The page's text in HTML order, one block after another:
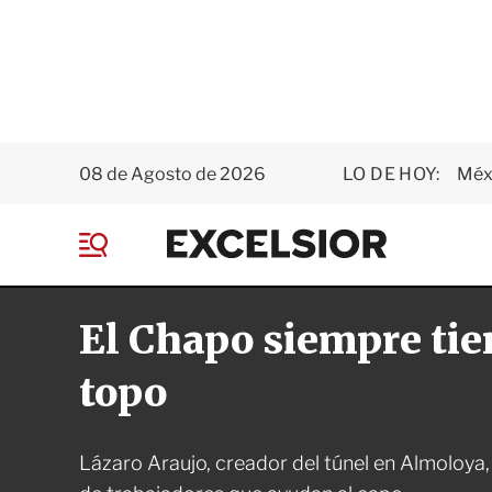
08 de Agosto de 2026 LO DE HOY:
E
x
e
s
i
e
ú
El Chapo siempre
topo
Lázaro Araujo, creador del túnel en